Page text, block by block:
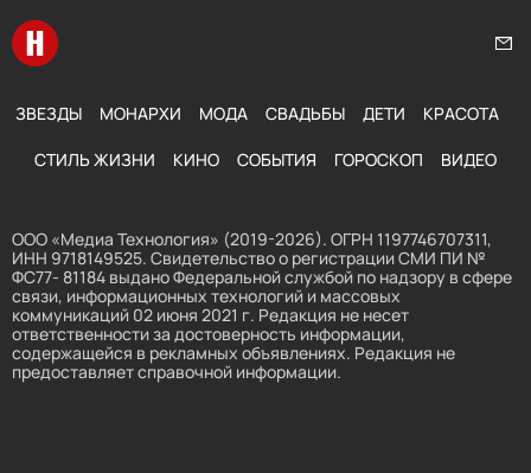
Перейти на главную
ЗВЕЗДЫ МОНАРХИ МОДА СВАДЬБЫ ДЕТИ КРАСОТА
СТИЛЬ ЖИЗНИ КИНО СОБЫТИЯ ГОРОСКОП ВИДЕО
ООО «Медиа Технология» (2019-2026). ОГРН 1197746707311,
ИНН 9718149525. Свидетельство о регистрации СМИ ПИ №
ФС77- 81184 выдано Федеральной службой по надзору в сфере
связи, информационных технологий и массовых
коммуникаций 02 июня 2021 г. Редакция не несет
ответственности за достоверность информации,
содержащейся в рекламных объявлениях. Редакция не
предоставляет справочной информации.